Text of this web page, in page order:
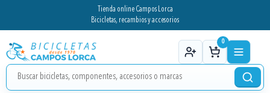
Tienda online Campos Lorca
Bicicletas, recambios y accesorios
0